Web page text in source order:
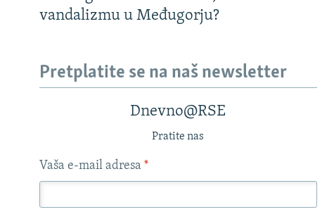
vandalizmu u Međugorju?
Pretplatite se na naš newsletter
Dnevno@RSE
Pratite nas
Vaša e-mail adresa *